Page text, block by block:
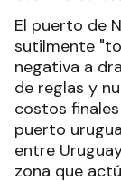
El puerto de
sutilmente
negativa a
de reglas y
costos
puerto
entre
zona que